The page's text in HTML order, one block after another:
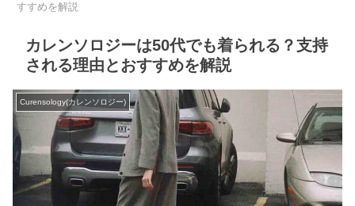
すすめを解説
カレンソロジーは50代でも着られる？支持
される理由とおすすめを解説
Curensology(カレンソロジー)